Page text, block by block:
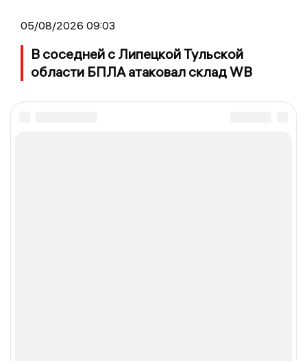
05/08/2026 09:03
В соседней с Липецкой Тульской
области БПЛА атаковал склад WB